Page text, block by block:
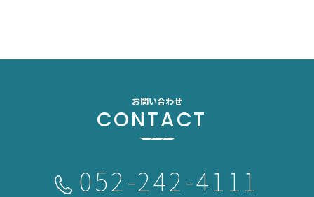
お問い合わせ
CONTACT
052-242-4111